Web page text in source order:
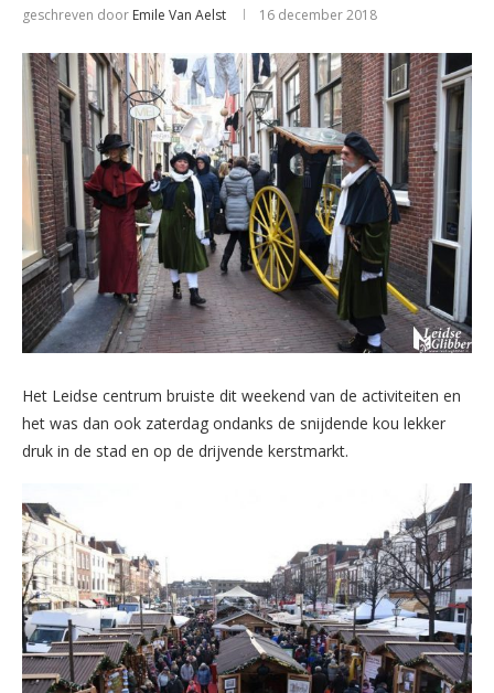
geschreven door Emile Van Aelst 16 december 2018
Het Leidse centrum bruiste dit weekend van de activiteiten en
het was dan ook zaterdag ondanks de snijdende kou lekker
druk in de stad en op de drijvende kerstmarkt.